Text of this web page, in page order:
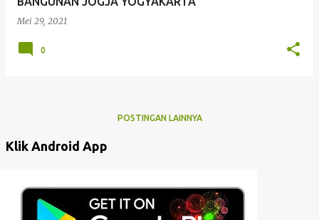
Mei 29, 2021
0
POSTINGAN LAINNYA
Klik Android App